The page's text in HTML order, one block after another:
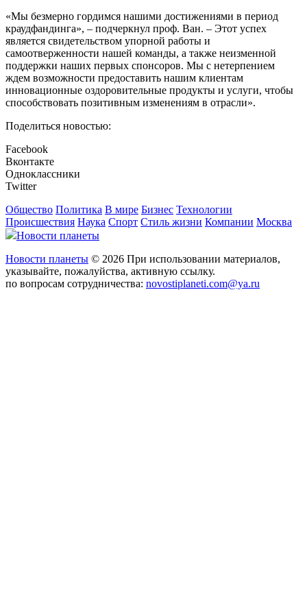
«Мы безмерно гордимся нашими достижениями в период
краудфандинга», – подчеркнул проф. Ван. – Этот успех
является свидетельством упорной работы и
самоотверженности нашей команды, а также неизменной
поддержки наших первых спонсоров. Мы с нетерпением
ждем возможности предоставить нашим клиентам
инновационные оздоровительные продукты и услуги, чтобы
способствовать позитивным изменениям в отрасли».
Поделиться новостью:
Facebook
Вконтакте
Одноклассники
Twitter
Общество Политика В мире Бизнес Технологии
Происшествия Наука Спорт Стиль жизни Компании Москва
Новости планеты
Новости планеты © 2026 При использовании материалов,
указывайте, пожалуйства, активную ссылку.
по вопросам сотрудничества: novostiplaneti.com@ya.ru